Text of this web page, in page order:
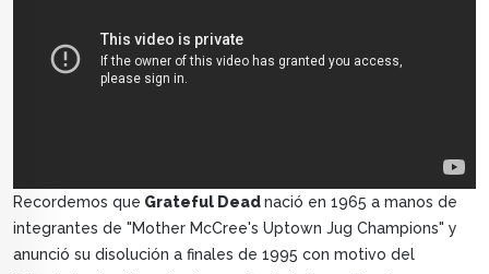
Recordemos que Grateful Deadnació en 1965 a manos de
integrantes de "Mother McCree's Uptown Jug Champions" y
anunció su disolución a finales de 1995 con motivo del